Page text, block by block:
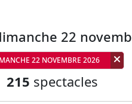
22
22 NOVEMBRE 2026
215 spectacles